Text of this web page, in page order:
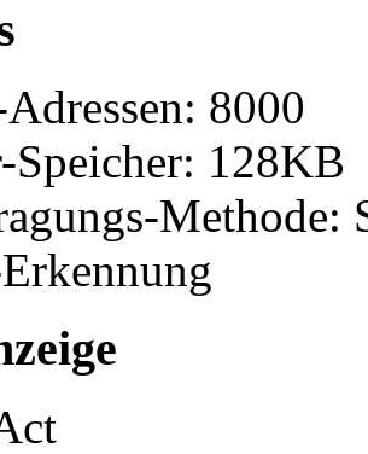
8000
Speicher: 128KB
Methode: